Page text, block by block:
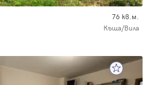
76 кв.м.
Къща/Вила